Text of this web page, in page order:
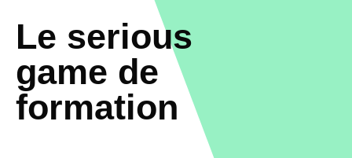
Le serious
game de
formation